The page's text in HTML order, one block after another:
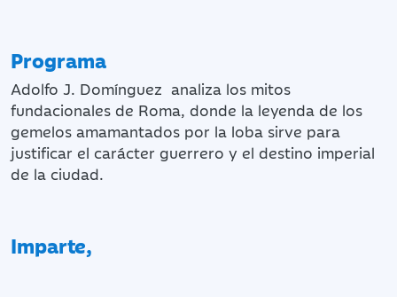
Programa
Adolfo J. Domínguez analiza los mitos
fundacionales de Roma, donde la leyenda de los
gemelos amamantados por la loba sirve para
justificar el carácter guerrero y el destino imperial
de la ciudad.
Imparte,